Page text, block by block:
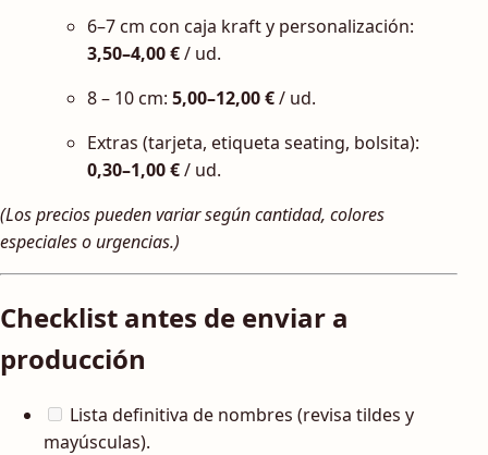
6–7 cm con caja kraft y personalización:
3,50–4,00 €/ ud.
8 – 10 cm: 5,00–12,00 €/ ud.
Extras (tarjeta, etiqueta seating, bolsita):
0,30–1,00 €/ ud.
(Los precios pueden variar según cantidad, colores
especiales o urgencias.)
Checklist antes de enviar a
producción
Lista definitiva de nombres (revisa tildes y
mayúsculas).